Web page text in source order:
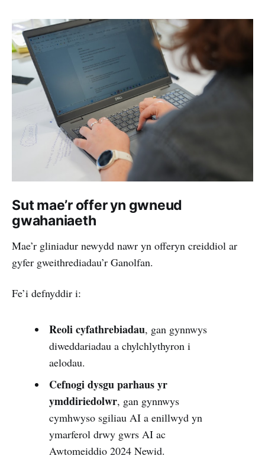
Sut mae’r offer yn gwneud
gwahaniaeth
Mae’r gliniadur newydd nawr yn offeryn creiddiol ar
gyfer gweithrediadau’r Ganolfan.
Fe’i defnyddir i:
Reoli cyfathrebiadau, gan gynnwys
diweddariadau a chylchlythyron i
aelodau.
Cefnogi dysgu parhaus yr
ymddiriedolwr, gan gynnwys
cymhwyso sgiliau AI a enillwyd yn
ymarferol drwy gwrs AI ac
Awtomeiddio 2024 Newid.